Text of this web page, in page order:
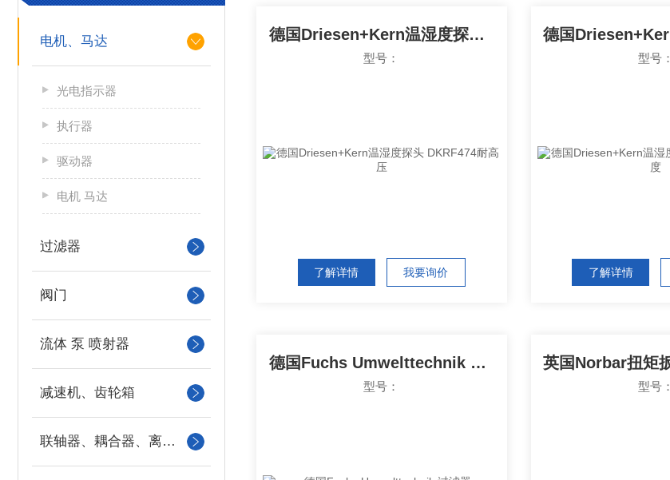
电机、马达
光电指示器
执行器
驱动器
电机 马达
过滤器
阀门
流体 泵 喷射器
减速机、齿轮箱
联轴器、耦合器、离合器
德国Driesen+Kern温湿度探头 DKRF474耐高压
型号：
了解详情 我要询价
型号：
了解详情
德国Fuchs Umwelttechnik 过滤器 MKFV0640
型号： 型号：